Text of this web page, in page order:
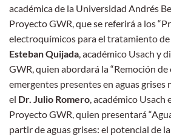
académica de la Universidad Andrés
Proyecto GWR, que se referirá a los
electroquímicos para el tratamiento de
Esteban Quijada, académico Usach y
GWR, quien abordará la “Remoción
emergentes presentes en aguas grises
el Dr. Julio Romero, académico Usach
Proyecto GWR, quien presentará
partir de aguas grises: el potencial de